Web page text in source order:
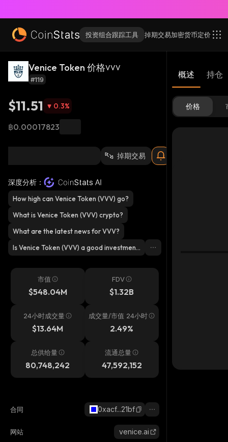
投资组合跟踪工具 掉期交易加密货币定价
Venice Token 价格VVV
#119
$11.51 0.3%
฿0.00017823
掉期交易
深度分析：
How high can Venice Token (VVV) go?
What is Venice Token (VVV) crypto?
What are the latest news for VVV?
Is Venice Token (VVV) a good investmen
t?
市值
$548.04M
FDV
$1.32B
24小时成交量
$13.64M
成交量/市值 24小时
2.49%
总供给量
80,748,242
流通总量
47,592,152
合同 0xacf...21bf
网站 venice.ai
概述 持仓
价格